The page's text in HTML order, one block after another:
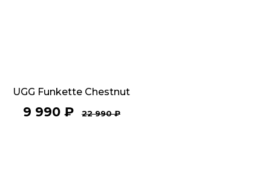
UGG Funkette Chestnut
9 990₽ 22 990₽